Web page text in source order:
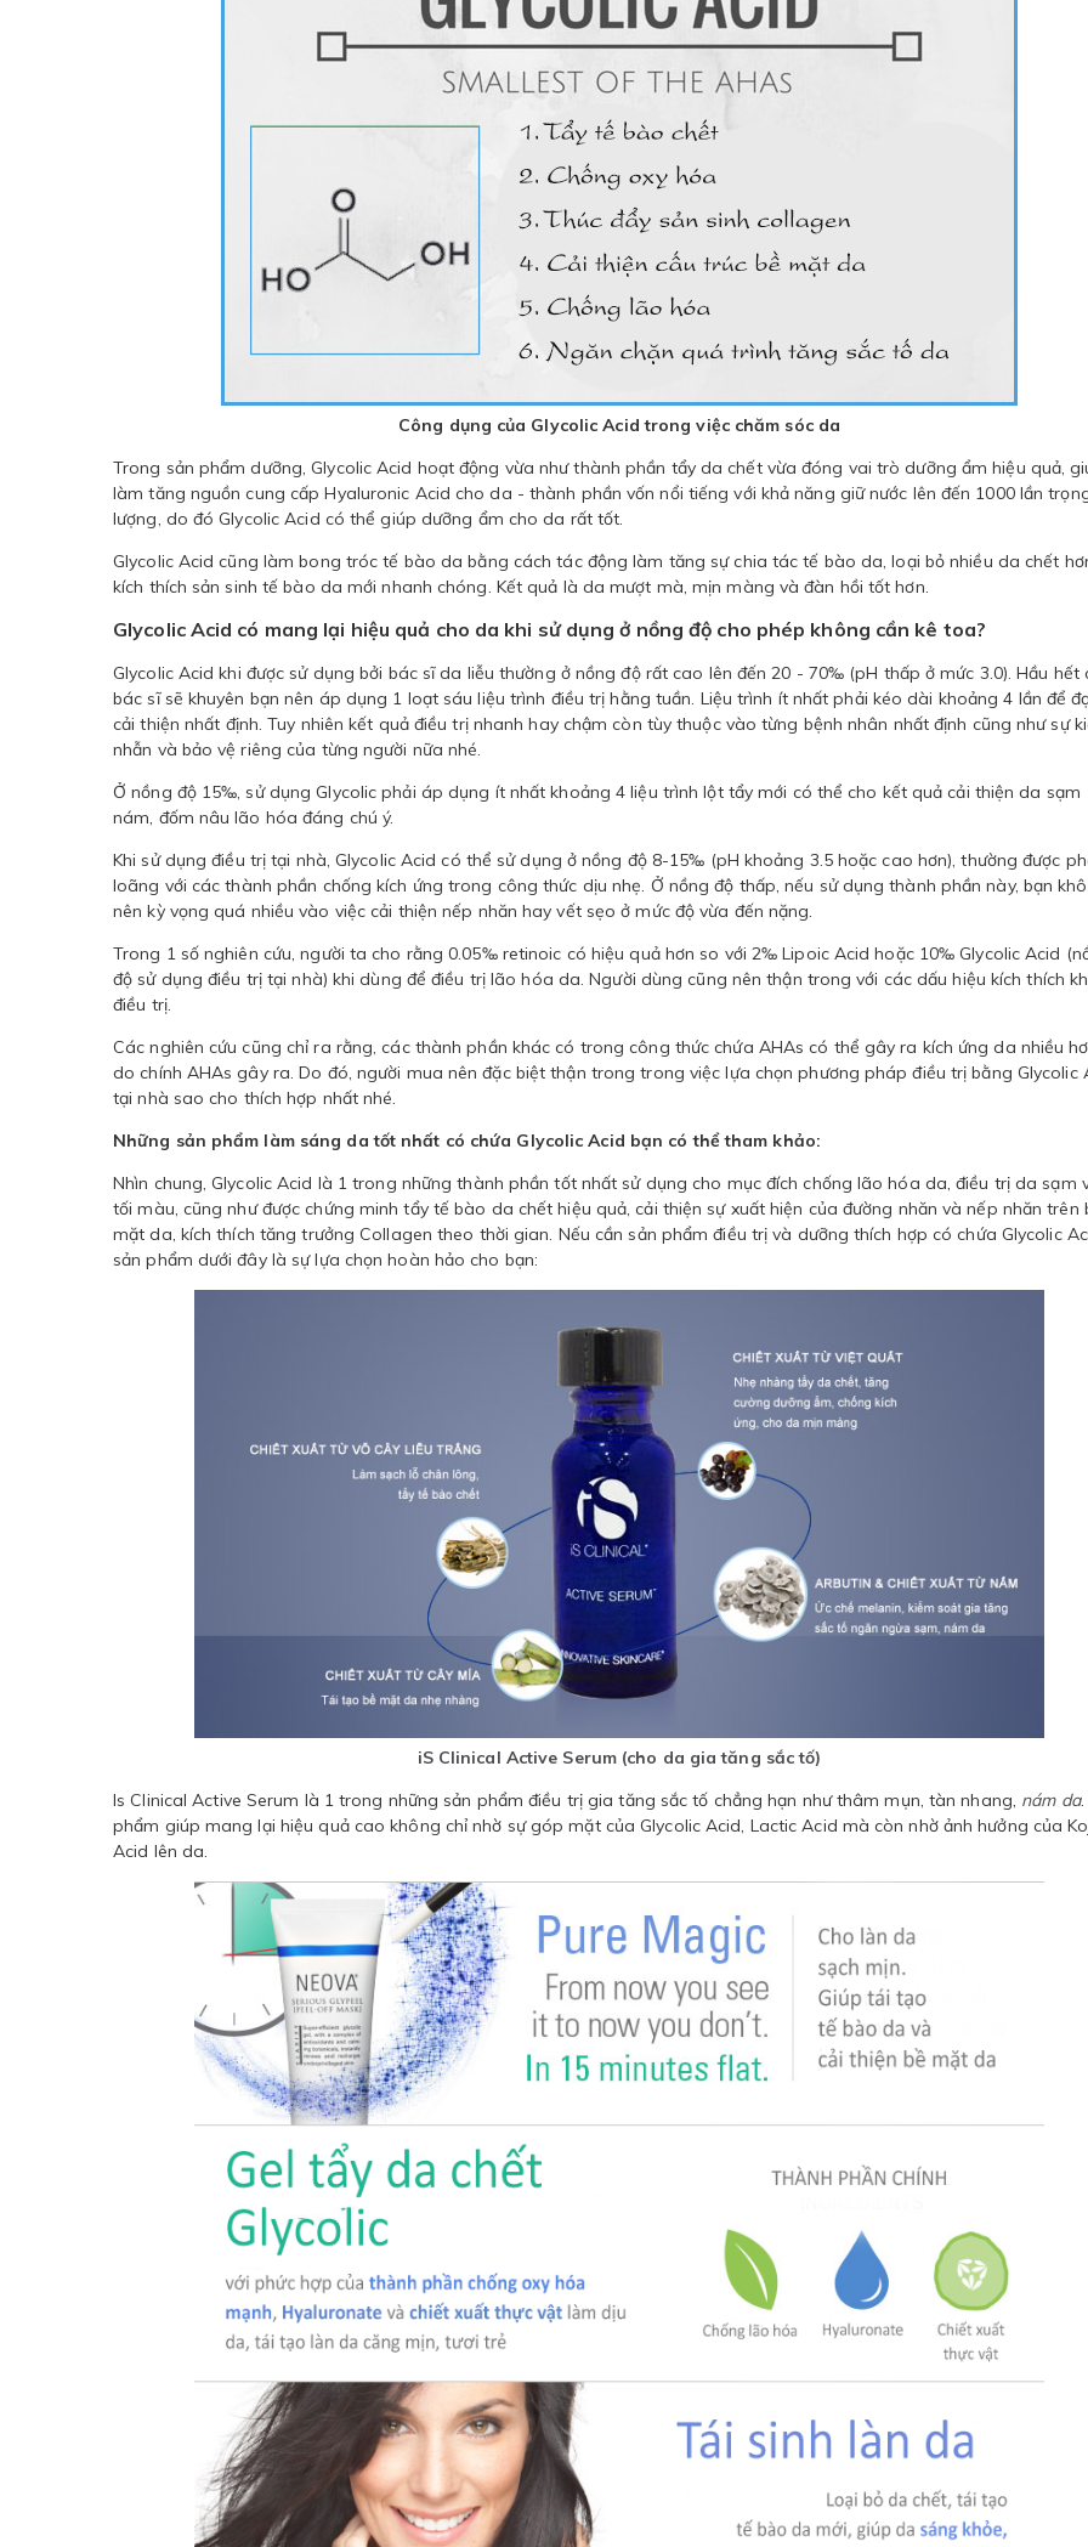
Công dụng của Glycolic Acid trong việc chăm sóc da
Trong sản phẩm dưỡng, Glycolic Acid hoạt động vừa như thành phần tẩy da chết vừa đóng vai trò dưỡng ẩm hiệu quả,
làm tăng nguồn cung cấp Hyaluronic Acid cho da - thành phần vốn nổi tiếng với khả năng giữ nước lên đến 1000 lần
lượng, do đó Glycolic Acid có thể giúp dưỡng ẩm cho da rất tốt.
Glycolic Acid cũng làm bong tróc tế bào da bằng cách tác động làm tăng sự chia tác tế bào da, loại bỏ nhiều da chết
kích thích sản sinh tế bào da mới nhanh chóng. Kết quả là da mượt mà, mịn màng và đàn hồi tốt hơn.
Glycolic Acid có mang lại hiệu quả cho da khi sử dụng ở nồng độ cho phép không cần kê toa?
Glycolic Acid khi được sử dụng bởi bác sĩ da liễu thường ở nồng độ rất cao lên đến 20 - 70‰ (pH thấp ở mức 3.0). Hầu hết
bác sĩ sẽ khuyên bạn nên áp dụng 1 loạt sáu liệu trình điều trị hằng tuần. Liệu trình ít nhất phải kéo dài khoảng 4 lần để
cải thiện nhất định. Tuy nhiên kết quả điều trị nhanh hay chậm còn tùy thuộc vào từng bệnh nhân nhất định cũng như sự
nhẫn và bảo vệ riêng của từng người nữa nhé.
Ở nồng độ 15‰, sử dụng Glycolic phải áp dụng ít nhất khoảng 4 liệu trình lột tẩy mới có thể cho kết quả cải thiện da sạm
nám, đốm nâu lão hóa đáng chú ý.
Khi sử dụng điều trị tại nhà, Glycolic Acid có thể sử dụng ở nồng độ 8-15‰ (pH khoảng 3.5 hoặc cao hơn), thường được
loãng với các thành phần chống kích ứng trong công thức dịu nhẹ. Ở nồng độ thấp, nếu sử dụng thành phần này, bạn
nên kỳ vọng quá nhiều vào việc cải thiện nếp nhăn hay vết sẹo ở mức độ vừa đến nặng.
Trong 1 số nghiên cứu, người ta cho rằng 0.05‰ retinoic có hiệu quả hơn so với 2‰ Lipoic Acid hoặc 10‰ Glycolic Acid
độ sử dụng điều trị tại nhà) khi dùng để điều trị lão hóa da. Người dùng cũng nên thận trong với các dấu hiệu kích thích
điều trị.
Các nghiên cứu cũng chỉ ra rằng, các thành phần khác có trong công thức chứa AHAs có thể gây ra kích ứng da nhiều
do chính AHAs gây ra. Do đó, người mua nên đặc biệt thận trong trong việc lựa chọn phương pháp điều trị bằng Glycolic
tại nhà sao cho thích hợp nhất nhé.
Những sản phẩm làm sáng da tốt nhất có chứa Glycolic Acid bạn có thể tham khảo:
Nhìn chung, Glycolic Acid là 1 trong những thành phần tốt nhất sử dụng cho mục đích chống lão hóa da, điều trị da sạm
tối màu, cũng như được chứng minh tẩy tế bào da chết hiệu quả, cải thiện sự xuất hiện của đường nhăn và nếp nhăn trên
mặt da, kích thích tăng trưởng Collagen theo thời gian. Nếu cần sản phẩm điều trị và dưỡng thích hợp có chứa Glycolic
sản phẩm dưới đây là sự lựa chọn hoàn hảo cho bạn:
iS Clinical Active Serum (cho da gia tăng sắc tố)
Is Clinical Active Serum là 1 trong những sản phẩm điều trị gia tăng sắc tố chẳng hạn như thâm mụn, tàn nhang, nám da
phẩm giúp mang lại hiệu quả cao không chỉ nhờ sự góp mặt của Glycolic Acid, Lactic Acid mà còn nhờ ảnh hưởng của
Acid lên da.